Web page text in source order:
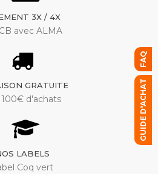
3X / 4X
avec ALMA
GRATUITE
100€ d'achats
LABELS
Coq vert
FAQ
GUIDE D'ACHAT